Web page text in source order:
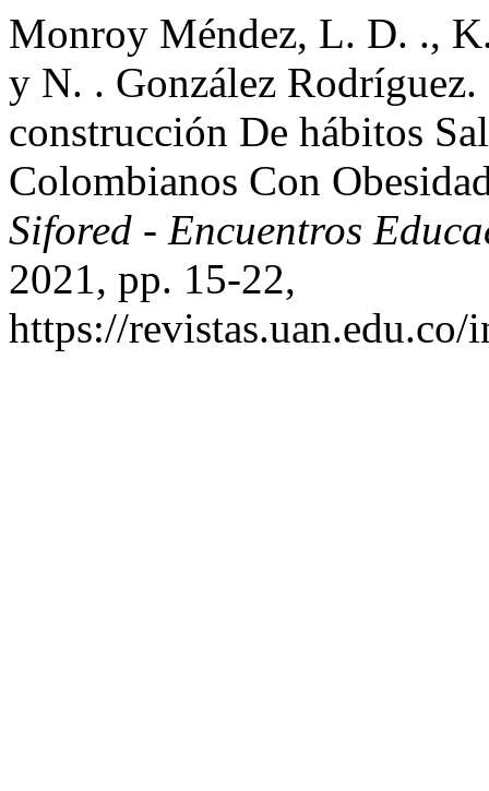
Monroy Méndez, L. D. .,
y N. . González Rodríguez.
construcción De hábitos
Colombianos Con
Sifored - Encuentros
2021, pp. 15-22,
https://